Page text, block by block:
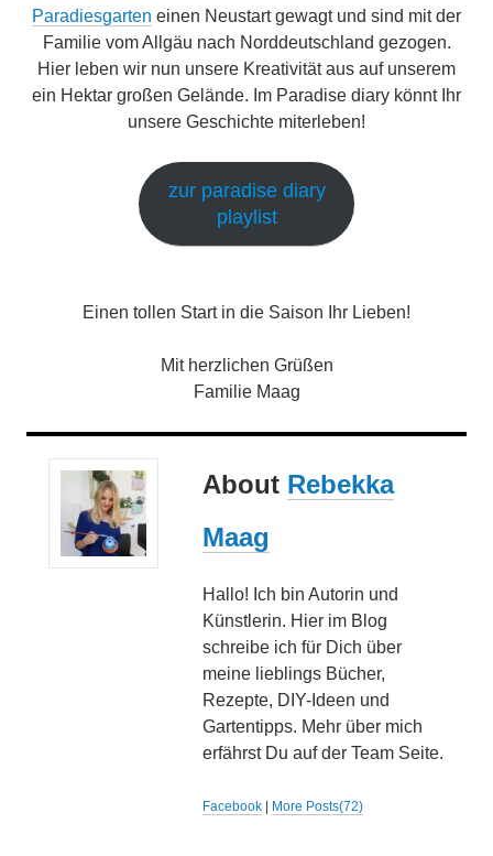
Paradiesgarten einen Neustart gewagt und sind mit der
Familie vom Allgäu nach Norddeutschland gezogen.
Hier leben wir nun unsere Kreativität aus auf unserem
ein Hektar großen Gelände. Im Paradise diary könnt Ihr
unsere Geschichte miterleben!
zur paradise diary
playlist
Einen tollen Start in die Saison Ihr Lieben!
Mit herzlichen Grüßen
Familie Maag
About Rebekka
Maag
Hallo! Ich bin Autorin und
Künstlerin. Hier im Blog
schreibe ich für Dich über
meine lieblings Bücher,
Rezepte, DIY-Ideen und
Gartentipps. Mehr über mich
erfährst Du auf der Team Seite.
Facebook | More Posts(72)